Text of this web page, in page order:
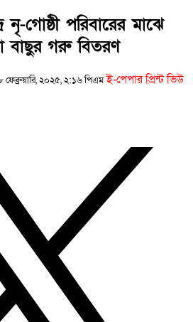
গোষ্ঠী পরিবারের মাঝে
বাছুর গরু বিতরণ
ফেব্রুয়ারি, ২০২৫, ২:১৬ পিএম ই-পেপার প্রিন্ট ভিউ